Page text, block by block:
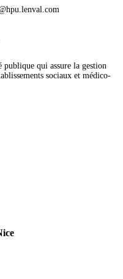
qui assure la gestion
sociaux et médico-